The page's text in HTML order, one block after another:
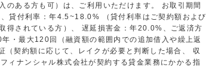
ある方も可）は、ご利用いただけます。 お取引期間
貸付利率：年4.5~18.0% （貸付利率はご契約額および
得されている方）、 遅延損害金：年20.0%、ご返済方
・最大120回（融資額の範囲内での追加借入や繰上返
契約額に応じて、レイクが必要と判断した場合、 収
ィナンシャル株式会社が契約する貸金業務にかかる指